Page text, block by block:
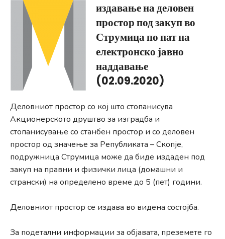
издавање на деловен
простор под закуп во
Струмица по пат на
електронско јавно
наддавање
(02.09.2020)
Деловниот простор со кој што стопанисува
Акционерското друштво за изградба и
стопанисување со станбен простор и со деловен
простор од значење за Републиката – Скопје,
подружница Струмица може да биде издаден под
закуп на правни и физички лица (домашни и
странски) на определено време до 5 (пет) години.
Деловниот простор се издава во видена состојба.
За подетални информации за објавата, преземете го